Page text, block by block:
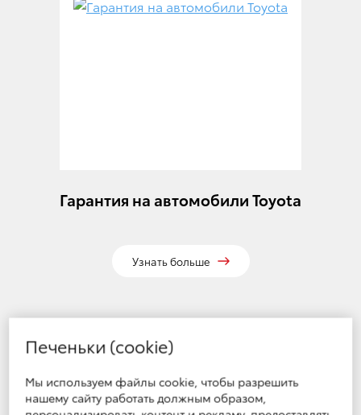
Гарантия на автомобили Toyota
Узнать больше
Печеньки (cookie)
Мы используем файлы cookie, чтобы разрешить
нашему сайту работать должным образом,